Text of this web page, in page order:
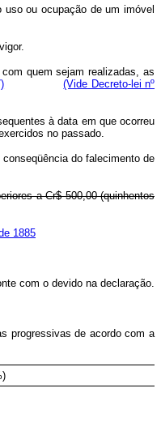
ou ocupação de um imóvel
quem sejam realizadas, as
(Vide Decreto-lei nº
à data em que ocorreu
no passado.
do falecimento de
a Cr$ 500,00 (quinhentos
1885
com o devido na declaração.
progressivas de acordo com a